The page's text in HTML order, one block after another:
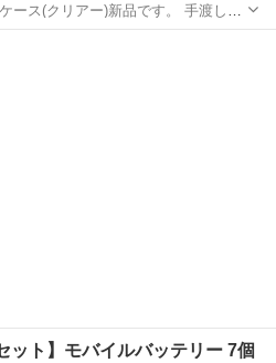
リアー)新品です。 手渡し希
ット】モバイルバッテリー 7個